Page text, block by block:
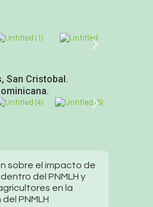
sobre el impacto de
del PNMLH y
en la
PNMLH
San Cristobal.